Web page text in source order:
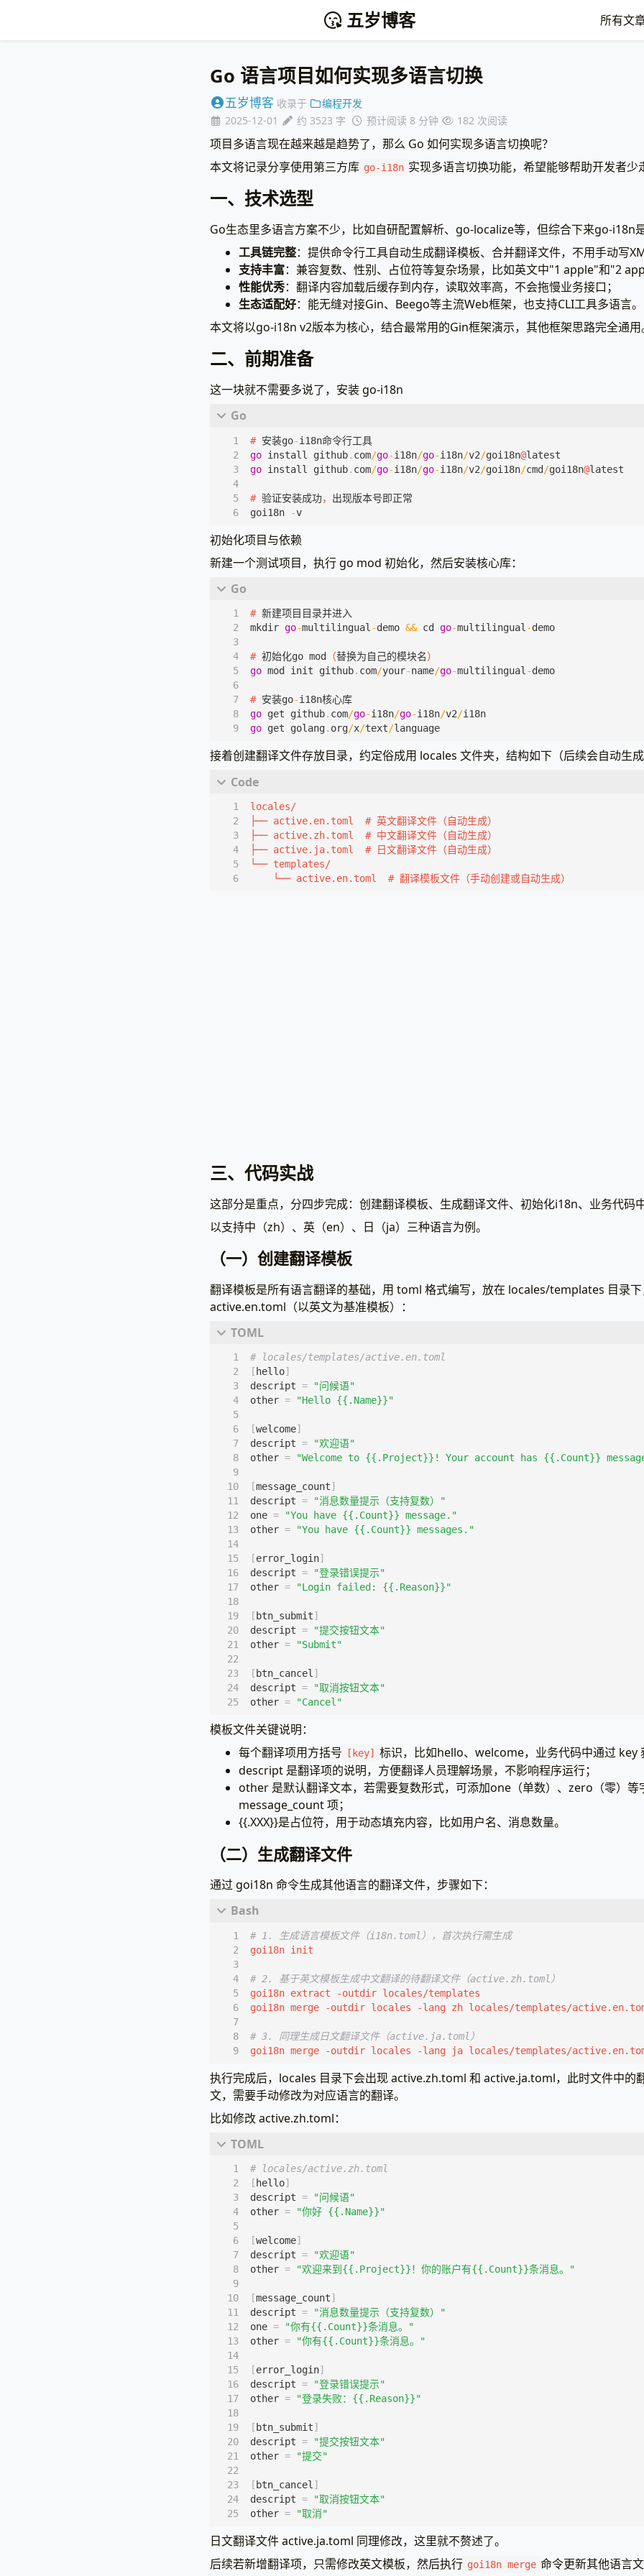
五岁博客 所有文
Go 语言项目如何实现多语言切换
五岁博客 收录于
编程开发
2025-12-01
约 3523 字 预计阅读 8 分钟 182 次阅读
项目多语言现在越来越是趋势了，那么 Go 如何实现多语言切换呢？
本文将记录分享使用第三方库 go-i18n 实现多语言切换功能，希望能够帮助开发者少
一、技术选型
Go生态里多语言方案不少，比如自研配置解析、go-localize等，但综合下来go-i18n
工具链完整：提供命令行工具自动生成翻译模板、合并翻译文件，不用手动写
支持丰富：兼容复数、性别、占位符等复杂场景，比如英文中"1 apple"和"2
性能优秀：翻译内容加载后缓存到内存，读取效率高，不会拖慢业务接口；
生态适配好：能无缝对接Gin、Beego等主流Web框架，也支持CLI工具多语言。
本文将以go-i18n v2版本为核心，结合最常用的Gin框架演示，其他框架思路完全通用
二、前期准备
这一块就不需要多说了，安装 go-i18n
# 安装go-i18n命令行工具
go install github. com/go-i18n/go-i18n/v2/goi18n@latest
go install github. com/go-i18n/go-i18n/v2/goi18n/cmd/goi18n@latest
# 验证安装成功， 出现版本号即正常
goi18n
-v
初始化项目与依赖
新建一个测试项目，执行 go mod 初始化，然后安装核心库：
# 新建项目目录并进入
mkdir go-multilingual-demo && cd go-multilingual-demo
# 初始化go mod （替换为自己的模块名）
go mod init github. com/your-name/go-multilingual-demo
# 安装go-i18n核心库
go get github. com/go-i18n/go-i18n/v2/i18n
go get golang. org/x/text/language
接着创建翻译文件存放目录，约定俗成用 locales 文件夹，结构如下（后续会自动生
locales/
└── templates/
    └── active.en.toml  # 翻译模板文件（手动创建或自动生成）
三、代码实战
这部分是重点，分四步完成：创建翻译模板、生成翻译文件、初始化i18n、业务代码
以支持中（zh）、英（en）、日（ja）三种语言为例。
（一）创建翻译模板
翻译模板是所有语言翻译的基础，用 toml 格式编写，放在 locales/templates 目录
active.en.toml（以英文为基准模板）：
# locales/templates/active.en.toml
[ hello]
descript =
"问候语"
other = "Hello {{.Name}}"
[welcome]
descript =
"欢迎语"
other = "Welcome to {{.Project}}! Your account has {{.Count}}
[message_count]
descript =
"消息数量提示（支持复数）"
one =
"You have {{.Count}} message."
other = "You have {{.Count}} messages."
[error_login]
descript =
"登录错误提示"
other = "Login failed: {{.Reason}}"
[ btn_submit]
descript =
"提交按钮文本"
other = "Submit"
[ btn_cancel]
descript =
"取消按钮文本"
other = "Cancel"
模板文件关键说明：
每个翻译项用方括号
[key]
标识，比如hello、welcome，业务代码中通过 key
descript 是翻译项的说明，方便翻译人员理解场景，不影响程序运行；
other 是默认翻译文本，若需要复数形式，可添加one（单数）、zero（零）等
message_count 项；
{{.XXX}}是占位符，用于动态填充内容，比如用户名、消息数量。
（二）生成翻译文件
通过 goi18n 命令生成其他语言的翻译文件，步骤如下：
# 1. 生成语言模板文件（i18n.toml），首次执行需生成
# 2. 基于英文模板生成中文翻译的待翻译文件（active.zh.toml）
# 3. 同理生成日文翻译文件（active.ja.toml）
goi18n merge -outdir locales -lang ja locales/templates/
执行完成后，locales 目录下会出现 active.zh.toml 和 active.ja.toml，此时文件中的
文，需要手动修改为对应语言的翻译。
比如修改 active.zh.toml：
# locales/active.zh.toml
[ hello]
descript =
"问候语"
other = "你好 {{.Name}}"
[welcome]
descript =
"欢迎语"
other = "欢迎来到{{.Project}}！你的账户有{{.Count}}条消息。"
[message_count]
descript =
"消息数量提示（支持复数）"
one =
"你有{{.Count}}条消息。"
other = "你有{{.Count}}条消息。"
[error_login]
descript =
"登录错误提示"
other = "登录失败：{{.Reason}}"
[ btn_submit]
descript =
"提交按钮文本"
other = "提交"
[ btn_cancel]
descript =
"取消按钮文本"
other = "取消"
日文翻译文件 active.ja.toml 同理修改，这里就不赘述了。
后续若新增翻译项，只需修改英文模板，然后执行 goi18n merge 命令更新其他语言